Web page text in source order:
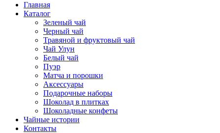
Главная
Каталог
Зеленый чай
Черный чай
Травяной и фруктовый чай
Чай Улун
Белый чай
Пуэр
Матча и порошки
Аксессуары
Подарочные наборы
Шоколад в плитках
Шоколадные конфеты
Чайные истории
Контакты